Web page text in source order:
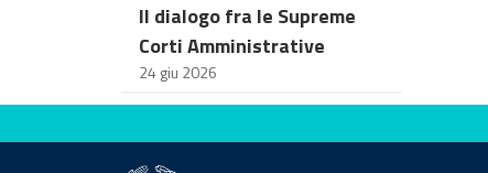
Il dialogo fra le Supreme
Corti Amministrative
24 giu 2026
Valuta questo sito